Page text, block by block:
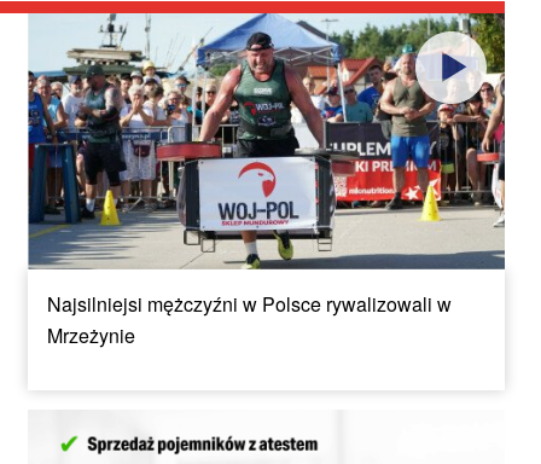
Najsilniejsi mężczyźni w Polsce rywalizowali w
Mrzeżynie